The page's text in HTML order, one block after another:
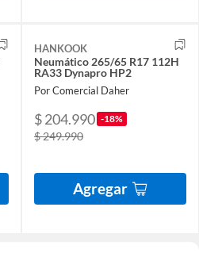
HANKOOK
Neumático 265/65 R17 112H
RA33 Dynapro HP2
Por Comercial Daher
$ 204.990 -18%
$ 249.990
Agregar